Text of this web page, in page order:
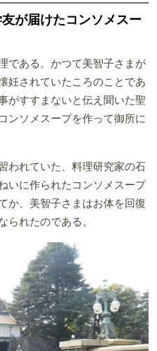
が届けたコンソメスー
である。かつて美智子さまが
妊されていたころのことであ
がすすまないと伝え聞いた聖
ンソメスープを作って御所に
われていた、料理研究家の石
いに作られたコンソメスープ
か、美智子さまはお体を回復
られたのである。